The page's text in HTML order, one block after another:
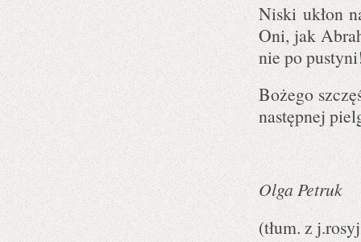
Niski ukłon
Oni, jak
nie po
Bożego
następnej
Olga Petruk
(tłum. z